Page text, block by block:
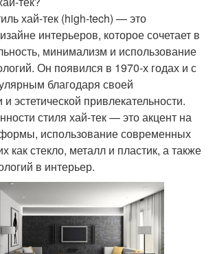
хай-тек (high-tech) — это
интерьеров, которое сочетает в
минимализм и использование
Он появился в 1970-х годах и с
благодаря своей
эстетической привлекательности.
стиля хай-тек — это акцент на
использование современных
как стекло, металл и пластик, а также
в интерьер.